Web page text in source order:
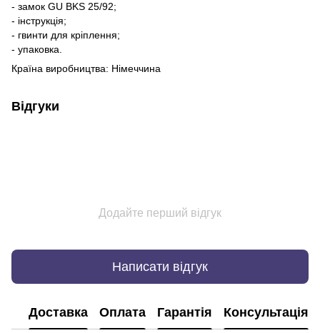
- замок GU BKS 25/92;
- інструкція;
- гвинти для кріплення;
- упаковка.
Країна виробництва: Німеччина
Відгуки
Додайте перший відгук
Написати відгук
Доставка Оплата Гарантія Консультація